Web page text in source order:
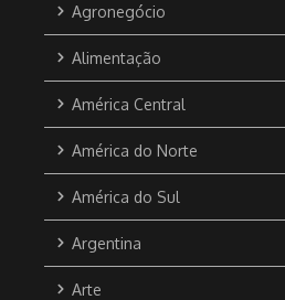
Agronegócio
Alimentação
América Central
América do Norte
América do Sul
Argentina
Arte